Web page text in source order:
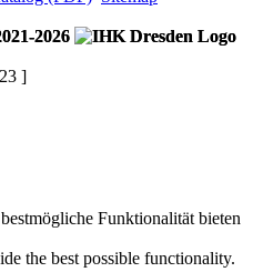
2026
]
Funktionalität bieten
the best possible functionality.